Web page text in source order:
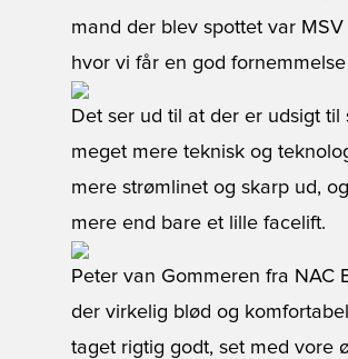
mand der blev spottet var
hvor vi får en god
Det ser ud til at der er udsigt
meget mere teknisk og
mere strømlinet og skarp ud,
mere end bare et lille facelift.
Peter van Gommeren fra NAC
der virkelig blød og
taget rigtig godt, set med vore